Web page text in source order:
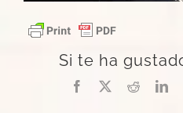
Si te ha
Facebook
X Reddit